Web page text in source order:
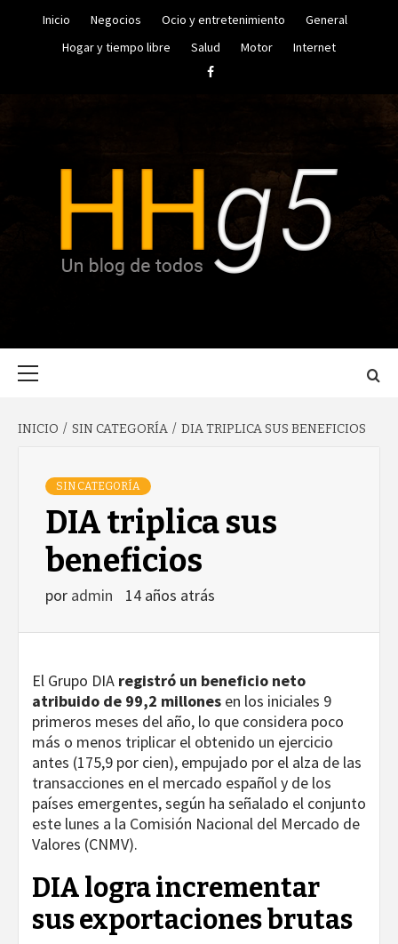
Inicio Negocios Ocio y entretenimiento
General
Hogar y tiempo libre
Salud Motor
Internet
Facebook
GARCÍA'S
BLOG
INICIO SIN CATEGORÍA DIA TRIPLICA SUS BENEFICIOS
SIN CATEGORÍA
DIA triplica sus
beneficios
por admin 14 años atrás
El Grupo DIA registró un beneficio neto
atribuido de 99,2 millones en los iniciales 9
primeros meses del año, lo que considera poco
más o menos triplicar el obtenido un ejercicio
antes (175,9 por cien), empujado por el alza de las
transacciones en el mercado español y de los
países emergentes, según ha señalado el conjunto
este lunes a la Comisión Nacional del Mercado de
Valores (CNMV).
DIA logra incrementar
sus exportaciones brutas